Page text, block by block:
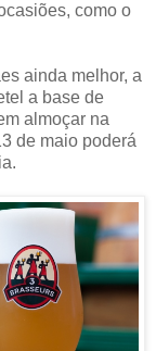
como o
ainda melhor, a
a base de
almoçar na
de maio poderá